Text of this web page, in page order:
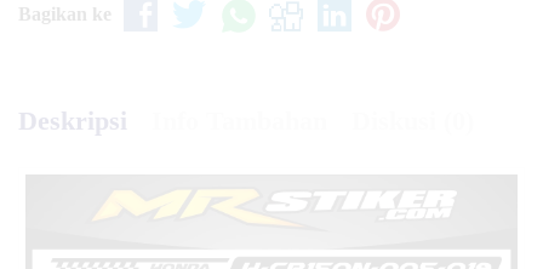
Bagikan ke
Deskripsi